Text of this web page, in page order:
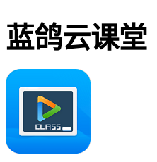
蓝鸽云课堂